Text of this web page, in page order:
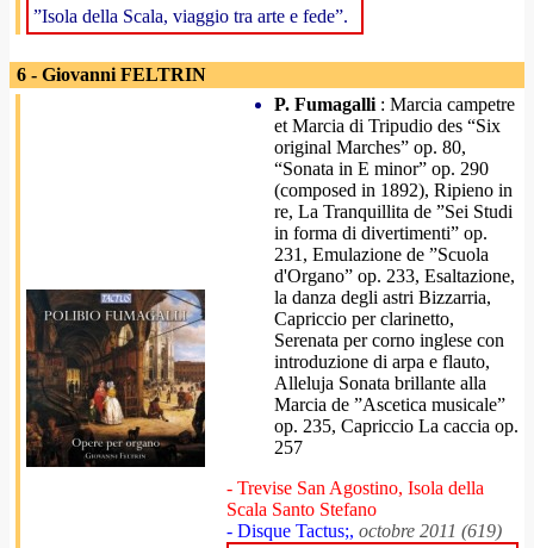
”Isola della Scala, viaggio tra arte e fede”.
6 - Giovanni FELTRIN
P. Fumagalli : Marcia campetre
et Marcia di Tripudio des “Six
original Marches” op. 80,
“Sonata in E minor” op. 290
(composed in 1892), Ripieno in
re, La Tranquillita de ”Sei Studi
in forma di divertimenti” op.
231, Emulazione de ”Scuola
d'Organo” op. 233, Esaltazione,
la danza degli astri Bizzarria,
Capriccio per clarinetto,
Serenata per corno inglese con
introduzione di arpa e flauto,
Alleluja Sonata brillante alla
Marcia de ”Ascetica musicale”
op. 235, Capriccio La caccia op.
257
- Trevise San Agostino, Isola della
Scala Santo Stefano
- Disque Tactus;, octobre 2011 (619)